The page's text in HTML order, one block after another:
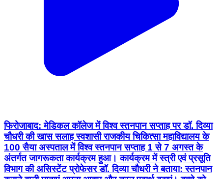
फिरोजाबाद: मेडिकल कॉलेज में विश्व स्तनपान सप्ताह पर डॉ. दिव्या
चौधरी की खास सलाह स्वशासी राजकीय चिकित्सा महाविद्यालय के
100 सैया अस्पताल में विश्व स्तनपान सप्ताह 1 से 7 अगस्त के
अंतर्गत जागरूकता कार्यक्रम हुआ। कार्यक्रम में स्त्री एवं प्रसूति
विभाग की असिस्टेंट प्रोफेसर डॉ. दिव्या चौधरी ने बताया: स्तनपान